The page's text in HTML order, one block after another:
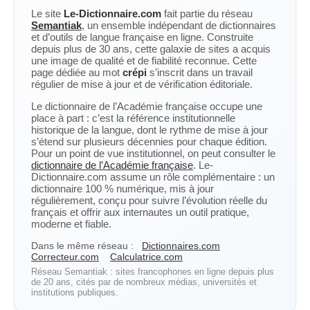
Le site Le-Dictionnaire.com fait partie du réseau
Semantiak, un ensemble indépendant de dictionnaires
et d’outils de langue française en ligne. Construite
depuis plus de 30 ans, cette galaxie de sites a acquis
une image de qualité et de fiabilité reconnue. Cette
page dédiée au mot crépi s’inscrit dans un travail
régulier de mise à jour et de vérification éditoriale.
Le dictionnaire de l’Académie française occupe une
place à part : c’est la référence institutionnelle
historique de la langue, dont le rythme de mise à jour
s’étend sur plusieurs décennies pour chaque édition.
Pour un point de vue institutionnel, on peut consulter le
dictionnaire de l’Académie française. Le-
Dictionnaire.com assume un rôle complémentaire : un
dictionnaire 100 % numérique, mis à jour
régulièrement, conçu pour suivre l’évolution réelle du
français et offrir aux internautes un outil pratique,
moderne et fiable.
Dans le même réseau :
Dictionnaires.com
Correcteur.com
Calculatrice.com
Réseau Semantiak : sites francophones en ligne depuis plus
de 20 ans, cités par de nombreux médias, universités et
institutions publiques.